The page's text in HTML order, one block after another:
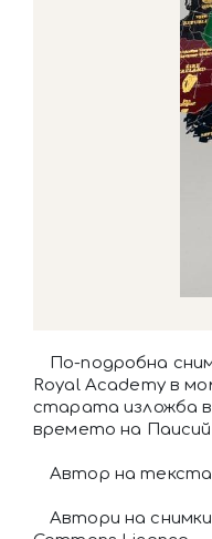
По-подробна
Royal Academy в
старата изложба в
времето на
Автор на
Автори на